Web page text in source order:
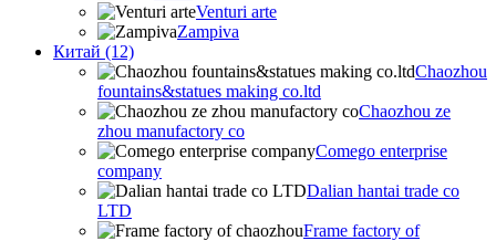
Venturi arte
Zampiva
Китай (12)
Chaozhou
fountains&statues making co.ltd
Chaozhou ze
zhou manufactory co
Comego enterprise
company
Dalian hantai trade co
LTD
Frame factory of